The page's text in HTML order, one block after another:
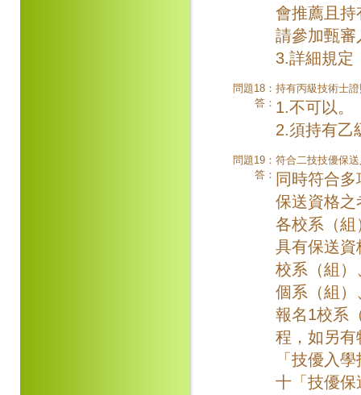
會推薦且持
請參加甄審
3.詳細規定
問題18： 持有丙級技術士
答： 1.不可以。
2.須持有乙
問題19： 符合二技技優保
答： 同時符合
保送資格之
各校系（組
具有保送資
校系（組）
個系（組）
報名1校系
程，如另有
「技優入
十「技優保